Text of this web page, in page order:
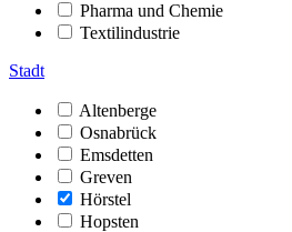
Pharma und Chemie
Textilindustrie
Stadt
Altenberge
Osnabrück
Emsdetten
Greven
Hörstel
Hopsten